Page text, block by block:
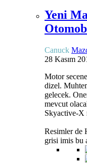
Yeni
Canuck
28 Kasım
Motor
dizel.
gelecek.
mevcut
Skyactive-X
Resimler de
grisi imis bu